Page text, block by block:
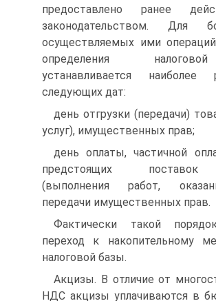
предоставлено ранее
законодательством. Для
осуществляемых ими
определения
устанавливается наиболее
следующих дат:
день отгрузки (передачи)
услуг), имущественных прав;
день оплаты, частичной
предстоящих поставок
(выполнения работ,
передачи имущественных прав.
Фактически такой
переход к накопительному
налоговой базы.
Акцизы. В отличие от
НДС акцизы уплачиваются в